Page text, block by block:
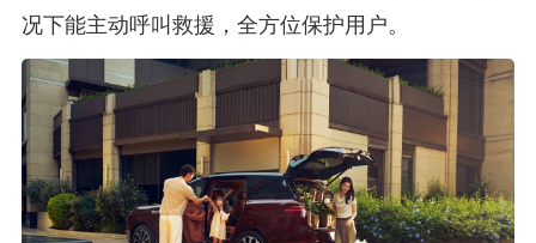
况下能主动呼叫救援，全方位保护用户。